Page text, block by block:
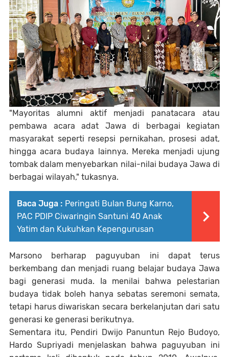
"Mayoritas alumni aktif menjadi panatacara atau
pembawa acara adat Jawa di berbagai kegiatan
masyarakat seperti resepsi pernikahan, prosesi adat,
hingga acara budaya lainnya. Mereka menjadi ujung
tombak dalam menyebarkan nilai-nilai budaya Jawa di
berbagai wilayah," tukasnya.
Baca Juga : Peringati Bulan Bung Karno,
PAC PDIP Ciwaringin Santuni 40 Anak
Yatim dan Kukuhkan Kepengurusan
Marsono berharap paguyuban ini dapat terus
berkembang dan menjadi ruang belajar budaya Jawa
bagi generasi muda. Ia menilai bahwa pelestarian
budaya tidak boleh hanya sebatas seremoni semata,
tetapi harus diwariskan secara berkelanjutan dari satu
generasi ke generasi berikutnya.
Sementara itu, Pendiri Dwijo Panuntun Rejo Budoyo,
Hardo Supriyadi menjelaskan bahwa paguyuban ini